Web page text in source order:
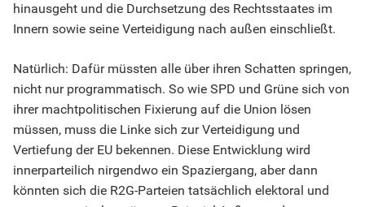
hinausgeht und die Durchsetzung des Rechtsstaates im
Innern sowie seine Verteidigung nach außen einschließt.
Natürlich: Dafür müssten alle über ihren Schatten springen,
nicht nur programmatisch. So wie SPD und Grüne sich von
ihrer machtpolitischen Fixierung auf die Union lösen
müssen, muss die Linke sich zur Verteidigung und
Vertiefung der EU bekennen. Diese Entwicklung wird
innerparteilich nirgendwo ein Spaziergang, aber dann
könnten sich die R2G-Parteien tatsächlich elektoral und